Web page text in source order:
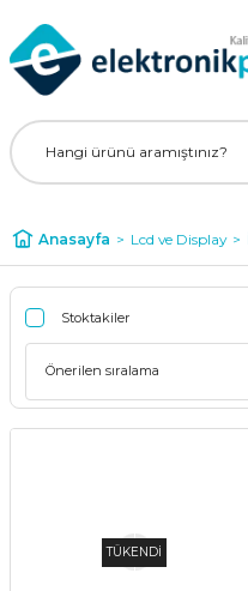
Anasayfa Lcd ve Display
Stoktakiler
TÜKENDİ